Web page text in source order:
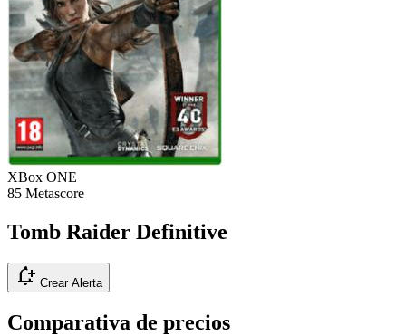
XBox ONE
85 Metascore
Tomb Raider Definitive
notification_add Crear Alerta
Comparativa de precios